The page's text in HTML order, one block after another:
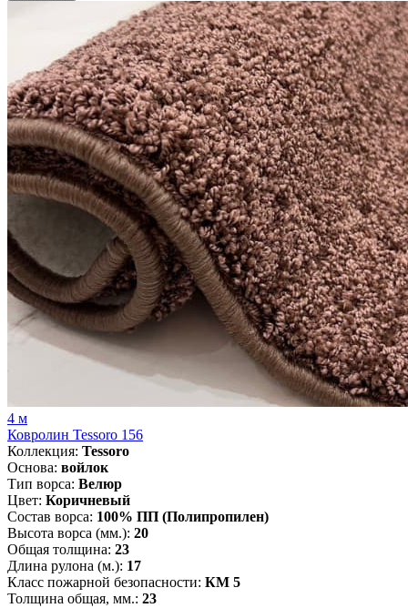
4 м
Ковролин Tessoro 156
Коллекция: Tessoro
Основа: войлок
Тип ворса: Велюр
Цвет: Коричневый
Состав ворса: 100% ПП (Полипропилен)
Высота ворса (мм.): 20
Общая толщина: 23
Длина рулона (м.): 17
Класс пожарной безопасности: КМ 5
Толщина общая, мм.: 23